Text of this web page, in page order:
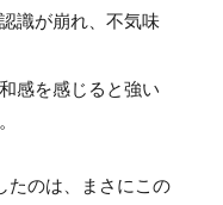
識が崩れ、不気味
感を感じると強い
のは、
まさにこの